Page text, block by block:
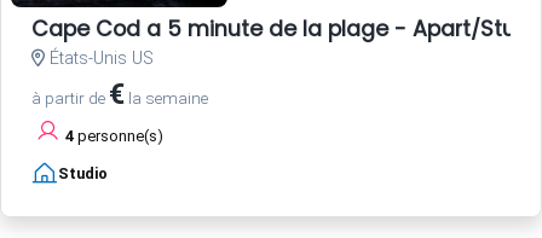
Cape Cod a 5 minute de la plage - Apart/
États-Unis US
à partir de € la semaine
4 personne(s)
Studio